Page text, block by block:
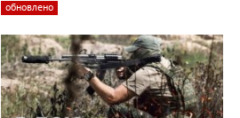
обновлено